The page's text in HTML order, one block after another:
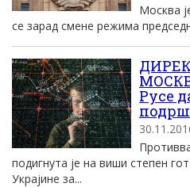
Москва
се зарад смене режима
Русе
подигнута је на виши степен
Украјине за...